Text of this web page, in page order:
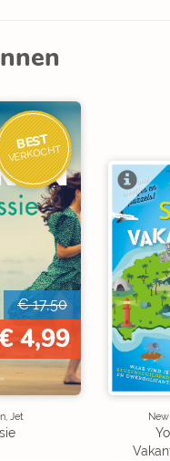
BEST
VERKOCHT
€ 17,50
4,99
Jet